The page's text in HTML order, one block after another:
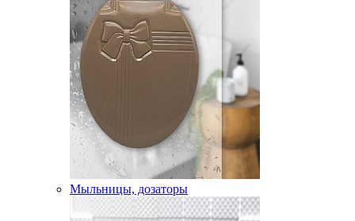
Мыльницы, дозаторы